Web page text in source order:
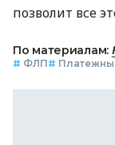
позволит все
По материалам:
# ФЛП#